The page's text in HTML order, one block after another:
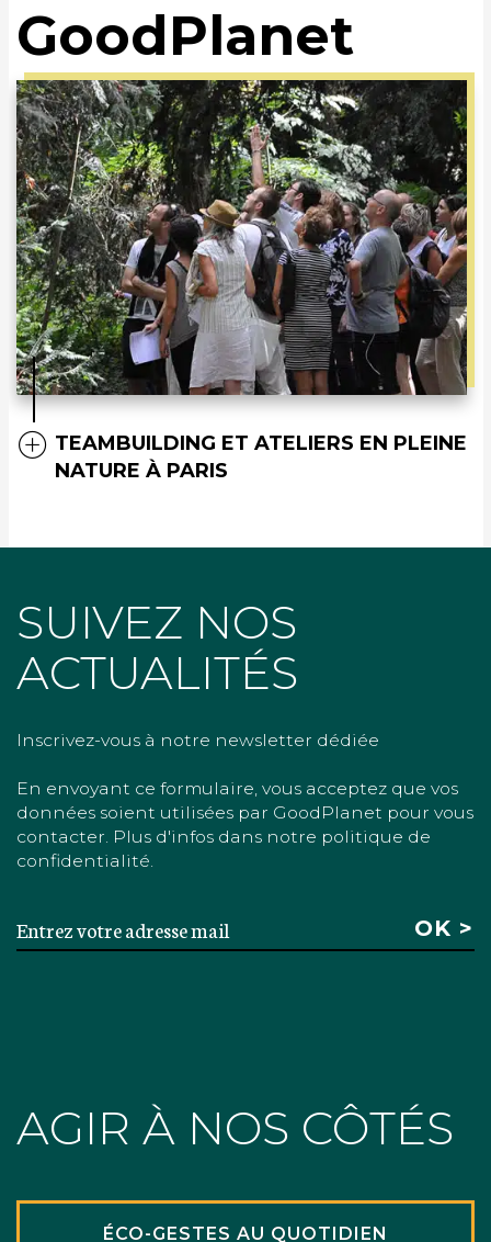
GoodPlanet
TEAMBUILDING ET ATELIERS EN PLEINE
NATURE À PARIS
SUIVEZ NOS
ACTUALITÉS
Inscrivez-vous à notre newsletter dédiée
En envoyant ce formulaire, vous acceptez que vos
données soient utilisées par GoodPlanet pour vous
contacter. Plus d'infos dans notre politique de
confidentialité.
AGIR À NOS CÔTÉS
ÉCO-GESTES AU QUOTIDIEN